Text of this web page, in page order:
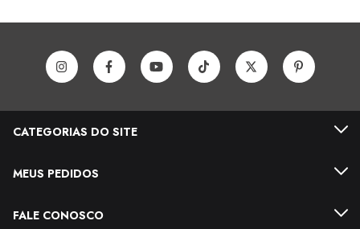
CATEGORIAS DO SITE
MEUS PEDIDOS
FALE CONOSCO